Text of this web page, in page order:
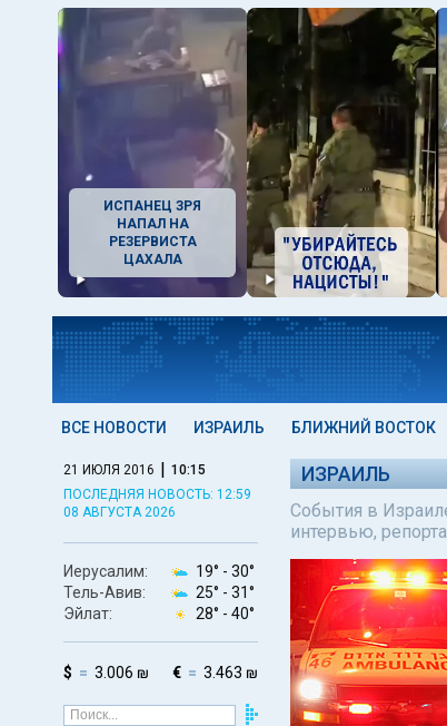
ИСПАНЕЦ ЗРЯ
НАПАЛ НА
РЕЗЕРВИСТА
ЦАХАЛА
ВСЕ НОВОСТИ ИЗРАИЛЬ БЛИЖНИЙ ВОСТОК
21 ИЮЛЯ 2016 | 10:15
ПОСЛЕДНЯЯ НОВОСТЬ: 12:59
08 АВГУСТА 2026
Иерусалим: 19° - 30°
Тель-Авив:
25° - 31°
Эйлат:
28° - 40°
$ 3.006 ₪ € 3.463 ₪
ИЗРАИЛЬ
События в
интервью,